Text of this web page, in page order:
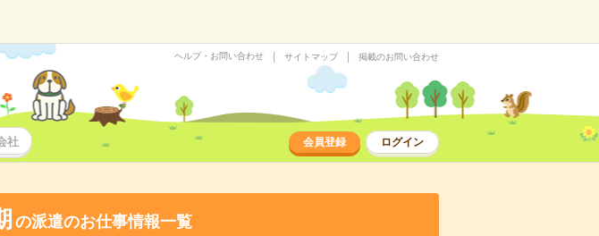
ヘルプ・お問い合わせ サイトマップ 掲載のお問い合わせ
社 会員登録 ログイン
の派遣のお仕事情報一覧